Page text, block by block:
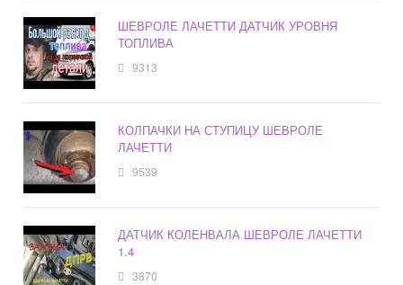
ШЕВРОЛЕ ЛАЧЕТТИ ДАТЧИК УРОВНЯ
ТОПЛИВА
9313
КОЛПАЧКИ НА СТУПИЦУ ШЕВРОЛЕ
ЛАЧЕТТИ
9539
ДАТЧИК КОЛЕНВАЛА ШЕВРОЛЕ ЛАЧЕТТИ
1.4
3870